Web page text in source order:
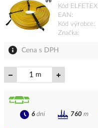
Kód ELFETEX
EAN
Kód výrobce
Značka
Cena s DPH
m
6 dní 760 m